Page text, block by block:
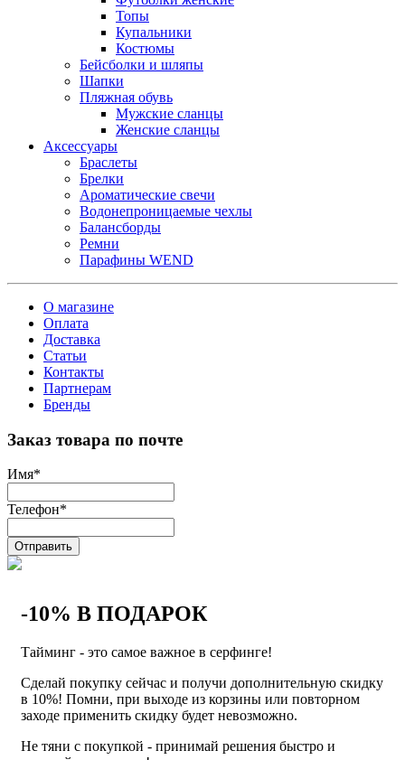
Топы
Купальники
Костюмы
Бейсболки и шляпы
Шапки
Пляжная обувь
Мужские сланцы
Женские сланцы
Аксессуары
Браслеты
Брелки
Ароматические свечи
Водонепроницаемые чехлы
Балансборды
Ремни
Парафины WEND
О магазине
Оплата
Доставка
Статьи
Контакты
Партнерам
Бренды
Заказ товара по почте
Имя*
Телефон*
Отправить
-10% В ПОДАРОК
Тайминг - это самое важное в серфинге!
Сделай покупку сейчас и получи дополнительную скидку
в 10%! Помни, при выходе из корзины или повторном
заходе применить скидку будет невозможно.
Не тяни с покупкой - принимай решения быстро и